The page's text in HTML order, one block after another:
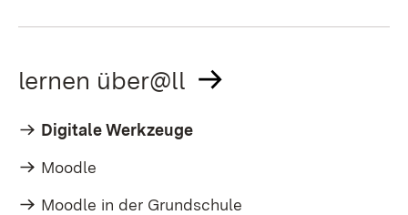
lernen über@ll
Digitale Werkzeuge
Moodle
Moodle in der Grundschule